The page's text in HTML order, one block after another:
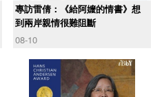
專訪雷倩：《給阿嬤的情書》想
到兩岸親情很難阻斷
08-10